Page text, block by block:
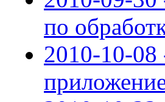
по
2010-10-